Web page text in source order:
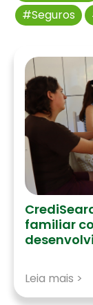
#Seguros
familiar
Leia mais >